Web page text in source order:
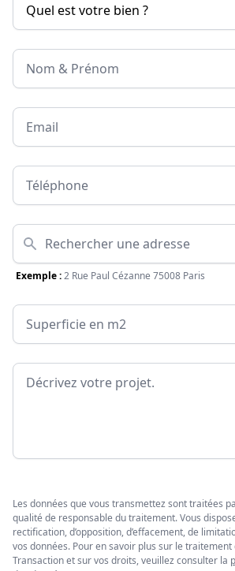
Nom & Prénom
Email
Téléphone
Adresse
Exemple :2 Rue Paul Cézanne 75008 Paris
Surface
Message
Les données que vous transmettez sont traitées
qualité de responsable du traitement. Vous
rectification, d’opposition, d’effacement, de
vos données. Pour en savoir plus sur le traitement
Transaction et sur vos droits, veuillez consulter la